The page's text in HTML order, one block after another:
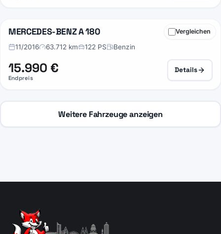
Vergleichen
29
MERCEDES-BENZ A 180
11/2016 63.712 km 122 PS Benzin
15.990 €
Endpreis
Details
Weitere Fahrzeuge anzeigen